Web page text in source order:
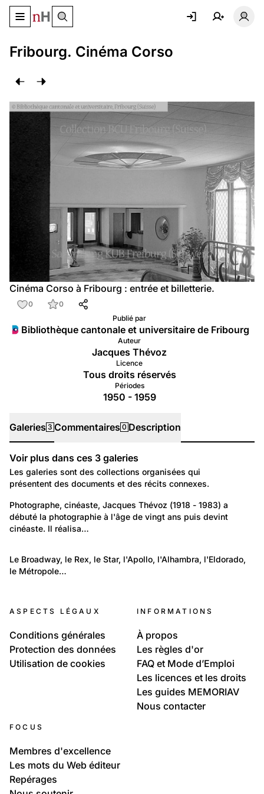
Basculer le menu de navigation
Fribourg. Cinéma Corso
Cinéma Corso à Fribourg : entrée et billetterie.
0
0
Publié par
Bibliothèque cantonale et universitaire de Fribourg
Auteur
Jacques Thévoz
Licence
Tous droits réservés
Périodes
1950 - 1959
Galeries 3 Commentaires 0 Description
Galeries
Voir plus dans ces 3 galeries
Les galeries sont des collections organisées qui
présentent des documents et des récits connexes.
Portraits: Création artistique et intellectuelle
Jacques Thévoz
Photographe, cinéaste, Jacques Thévoz (1918 - 1983) a
débuté la photographie à l'âge de vingt ans puis devint
cinéaste. Il réalisa…
Environnement: Architecture
Les cinémas de Suisse romande aujourd’hui
Le Broadway, le Rex, le Star, l'Apollo, l'Alhambra, l'Eldorado,
le Métropole…
Fribourg ville et canton
ASPECTS LÉGAUX
Conditions générales
Protection des données
Utilisation de cookies
INFORMATIONS
À propos
Les règles d'or
FAQ et Mode d’Emploi
Les licences et les droits
Les guides MEMORIAV
Nous contacter
FOCUS
Membres d'excellence
Les mots du Web éditeur
Repérages